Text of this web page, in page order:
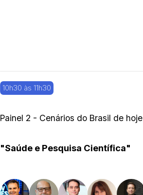
10h30 às 11h30
Painel 2 - Cenários do Brasil de hoje
"Saúde e Pesquisa Científica"